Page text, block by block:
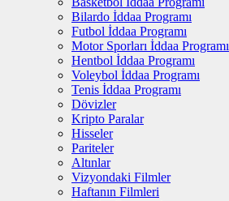
Bilardo İddaa Programı
Futbol İddaa Programı
Motor Sporları İddaa Programı
Hentbol İddaa Programı
Voleybol İddaa Programı
Tenis İddaa Programı
Dövizler
Kripto Paralar
Hisseler
Pariteler
Altınlar
Vizyondaki Filmler
Haftanın Filmleri